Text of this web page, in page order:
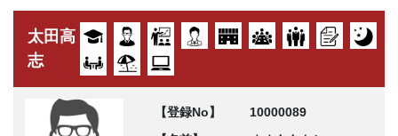
太田高
志
【登録No】
10000089